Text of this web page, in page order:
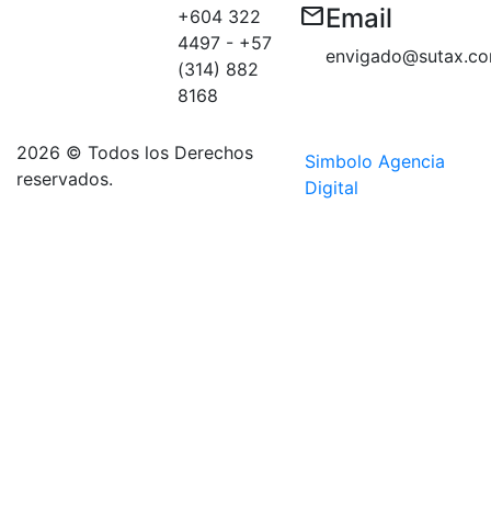
+604 322
4497 - +57
(314) 882
8168
emailEmail
2026 © Todos los Derechos
reservados.
Simbolo Agencia
Digital